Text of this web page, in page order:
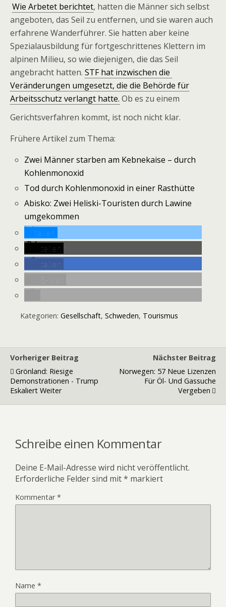
Wie Arbetet berichtet, hatten die Männer sich selbst
angeboten, das Seil zu entfernen, und sie waren auch
erfahrene Wanderführer. Sie hatten aber keine
Spezialausbildung für fortgeschrittenes Klettern im
alpinen Milieu, so wie diejenigen, die das Seil
angebracht hatten. STF hat inzwischen die
Veränderungen umgesetzt, die die Behörde für
Arbeitsschutz verlangt hatte. Ob es zu einem
Gerichtsverfahren kommt, ist noch nicht klar.
Frühere Artikel zum Thema:
Zwei Männer starben am Kebnekaise – durch
Kohlenmonoxid
Tod durch Kohlenmonoxid in einer Rasthütte
Abisko: Zwei Heliski-Touristen durch Lawine
umgekommen
teilen
teilen
teilen
Kategorien: Gesellschaft, Schweden, Tourismus
Vorheriger Beitrag
Grönland: Riesige
Demonstrationen - Trump
Eskaliert Weiter
Nächster Beitrag
Norwegen: 57 Neue Lizenzen
Für Öl- Und Gassuche
Vergeben
Schreibe einen Kommentar
Deine E-Mail-Adresse wird nicht veröffentlicht.
Erforderliche Felder sind mit* markiert
Kommentar*
Name *